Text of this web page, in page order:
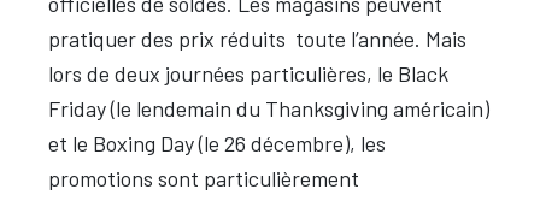
pratiquer des prix réduits toute l’année. Mais
lors de deux journées particulières, le Black
Friday (le lendemain du Thanksgiving américain)
et le Boxing Day (le 26 décembre), les
promotions sont particulièrement